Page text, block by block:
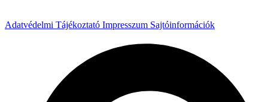
Adatvédelmi Tájékoztató Impresszum Sajtóinformációk